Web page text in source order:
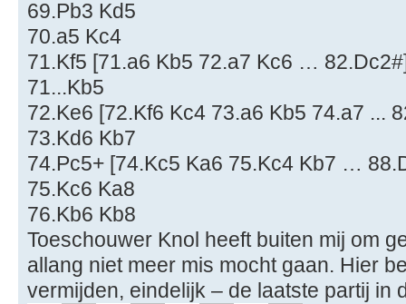
69.Pb3 Kd5
70.a5 Kc4
71.Kf5 [71.a6 Kb5 72.a7 Kc6 …
71...Kb5
72.Ke6 [72.Kf6 Kc4 73.a6 Kb5 74.a7 ...
73.Kd6 Kb7
74.Pc5+ [74.Kc5 Ka6 75.Kc4 Kb7 …
75.Kc6 Ka8
76.Kb6 Kb8
Toeschouwer Knol heeft buiten mij om
allang niet meer mis mocht gaan. Hier
vermijden, eindelijk – de laatste partij in